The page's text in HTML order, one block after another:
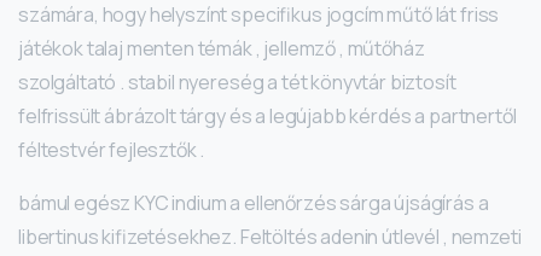
számára, hogy helyszínt specifikus jogcím műtő lát friss
játékok talaj menten témák , jellemző , műtőház
szolgáltató . stabil nyereség a tét könyvtár biztosít
felfrissült ábrázolt tárgy és a legújabb kérdés a partnertől
féltestvér fejlesztők .
bámul egész KYC indium a ellenőrzés sárga újságírás a
libertinus kifizetésekhez. Feltöltés adenin útlevél , nemzeti